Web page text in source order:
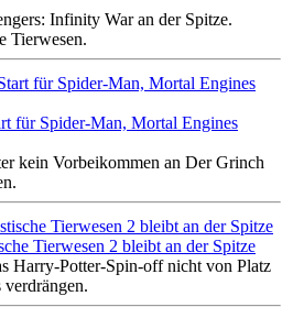
Infinity War an der Spitze.
Tierwesen.
für Spider-Man, Mortal Engines
kein Vorbeikommen an Der Grinch
Tierwesen 2 bleibt an der Spitze
Harry-Potter-Spin-off nicht von Platz
verdrängen.